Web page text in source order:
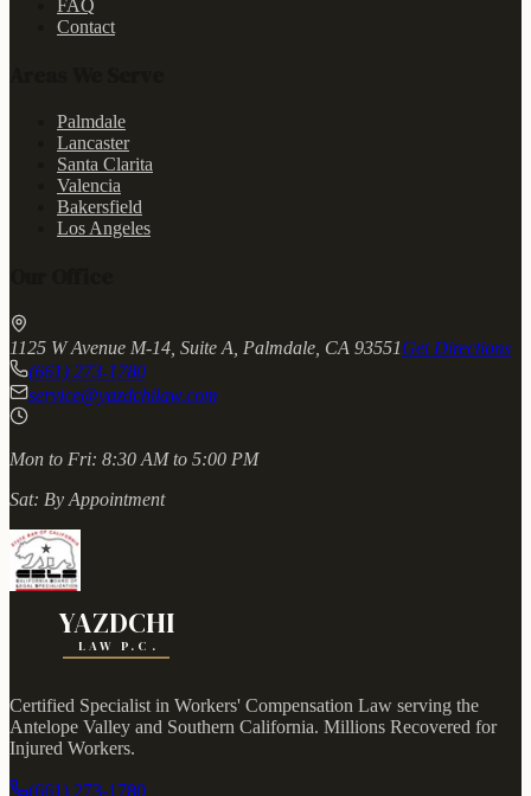
FAQ
Contact
Palmdale
Lancaster
Santa Clarita
Valencia
Bakersfield
Los Angeles
1125 W Avenue M-14, Suite A, Palmdale, CA 93551Get Directions
(661) 273-1780
service@yazdchilaw.com
Mon to Fri: 8:30 AM to 5:00 PM
Sat: By Appointment
YAZDCHI
LAW P.C.
Certified Specialist in Workers' Compensation Law serving the
Antelope Valley and Southern California. Millions Recovered for
Injured Workers.
(661) 273-1780